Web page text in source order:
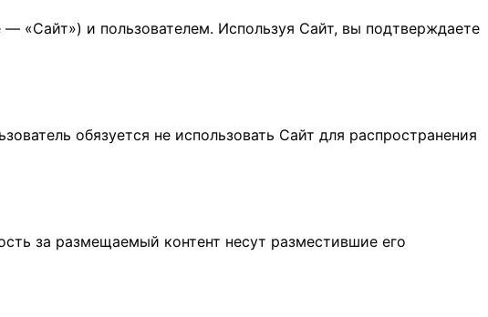
«Сайт») и пользователем. Используя Сайт, вы подтверждаете
обязуется не использовать Сайт для распространения
за размещаемый контент несут разместившие его